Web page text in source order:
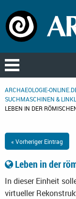
ARCHAEOLOGIE-
SUCHMASCHINEN &
LEBEN IN DER
« Vorheriger Eintrag
Leben in der
In dieser Einheit
virtueller